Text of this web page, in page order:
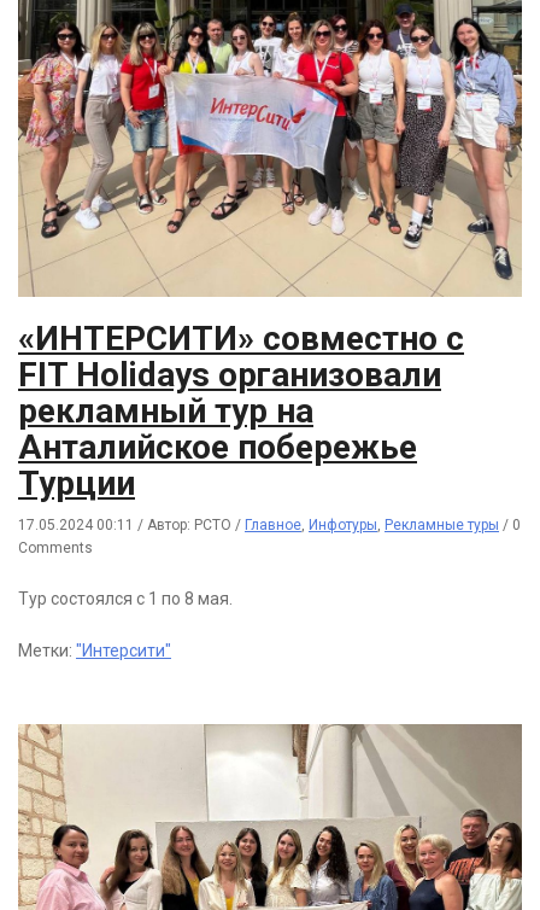
«ИНТЕРСИТИ» совместно с
FIT Holidays организовали
рекламный тур на
Анталийское побережье
Турции
17.05.2024 00:11 / Автор: РСТО / Главное, Инфотуры, Рекламные туры / 0
Comments
Тур состоялся с 1 по 8 мая.
Метки: "Интерсити"